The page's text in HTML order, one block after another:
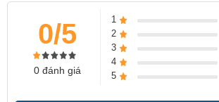
0/5
0 đánh giá
1
2
3
4
5